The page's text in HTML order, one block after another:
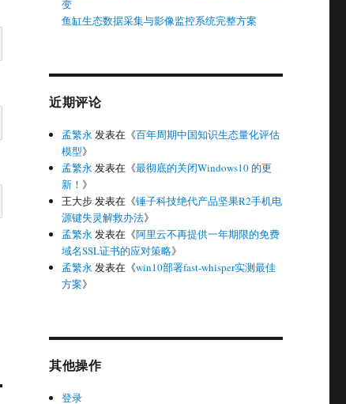
变
鱼缸生态数据采集与影像监控系统完整方案
近期评论
孟繁永 发表在《百年周期中国知识生态量化评估
模型》
孟繁永 发表在《最彻底的关闭Windows10 的更
新！ 》
王大步发表在《锤子科技绝代产品坚果R2手机电
源键失灵解救办法》
孟繁永 发表在《阿里云不再提供一年期限的免费
域名SSL证书的应对策略》
孟繁永 发表在《win10部署fast-whisper实测最佳
方案》
其他操作
登录